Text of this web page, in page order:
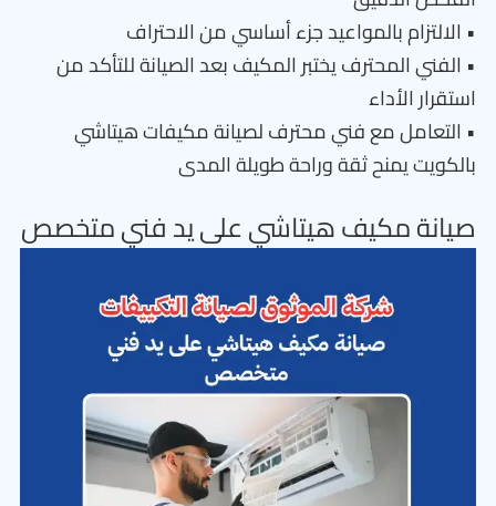
• الالتزام بالمواعيد جزء أساسي من الاحتراف
• الفني المحترف يختبر المكيف بعد الصيانة للتأكد من
استقرار الأداء
• التعامل مع فني محترف لصيانة مكيفات هيتاشي
بالكويت يمنح ثقة وراحة طويلة المدى
صيانة مكيف هيتاشي على يد فني متخصص